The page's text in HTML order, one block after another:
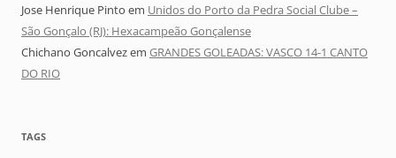
Jose Henrique Pinto em Unidos do Porto da Pedra Social Clube –
São Gonçalo (RJ): Hexacampeão Gonçalense
Chichano Goncalvezem GRANDES GOLEADAS: VASCO 14-1 CANTO
DO RIO
TAGS